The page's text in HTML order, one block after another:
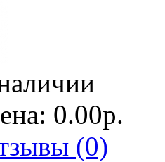
0.00р.
(0)